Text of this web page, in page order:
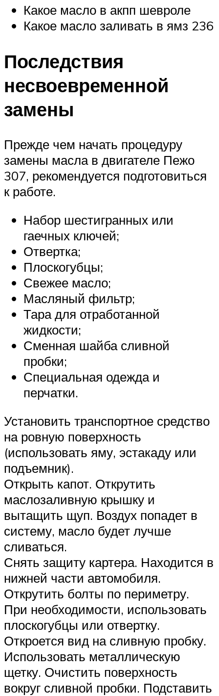
Какое масло в акпп шевроле
Какое масло заливать в ямз 236
Последствия
несвоевременной
замены
Прежде чем начать процедуру
замены масла в двигателе Пежо
307, рекомендуется подготовиться
к работе.
Набор шестигранных или
гаечных ключей;
Отвертка;
Плоскогубцы;
Свежее масло;
Масляный фильтр;
Тара для отработанной
жидкости;
Сменная шайба сливной
пробки;
Специальная одежда и
перчатки.
Установить транспортное средство
на ровную поверхность
(использовать яму, эстакаду или
подъемник).
Открыть капот. Открутить
маслозаливную крышку и
вытащить щуп. Воздух попадет в
систему, масло будет лучше
сливаться.
Снять защиту картера. Находится в
нижней части автомобиля.
Открутить болты по периметру.
При необходимости, использовать
плоскогубцы или отвертку.
Откроется вид на сливную пробку.
Использовать металлическую
щетку. Очистить поверхность
вокруг сливной пробки. Подставить